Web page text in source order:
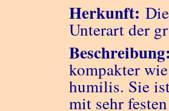
Herkunft:
Unterart der
kompakter
humilis. Sie
mit sehr